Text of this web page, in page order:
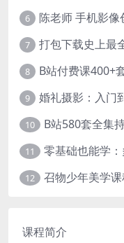
6
7 打包下载史上最
8 B站付费课400+
9 婚礼摄影：入门
10 B站580套全集
11 零基础也能学
12 召物少年美学
课程简介